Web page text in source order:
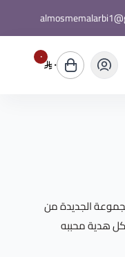
٠ ٠
الجديدة من
هدية محببه